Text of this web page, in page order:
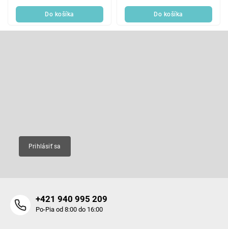
Do košíka Do košíka
Prihlásiť sa
+421 940 995 209
Po-Pia od 8:00 do 16:00